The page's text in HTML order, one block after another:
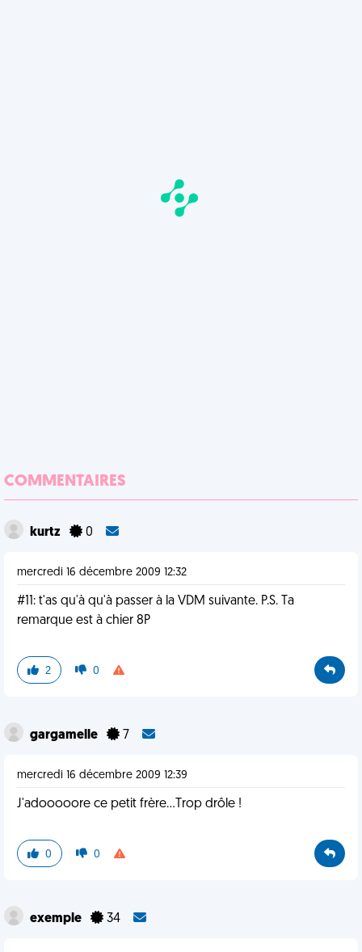
COMMENTAIRES
kurtz 0
mercredi 16 décembre 2009 12:32
#11: t'as qu'à qu'à passer à la VDM suivante. P.S. Ta
remarque est à chier 8P
2 0
gargamelle 7
mercredi 16 décembre 2009 12:39
J'adooooore ce petit frère...Trop drôle !
0 0
exemple 34